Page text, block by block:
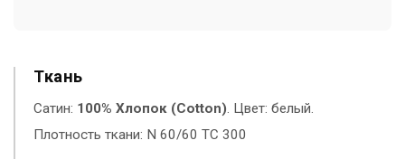
Ткань
Сатин: 100% Хлопок (Cotton). Цвет: белый.
Плотность ткани: N 60/60 TC 300